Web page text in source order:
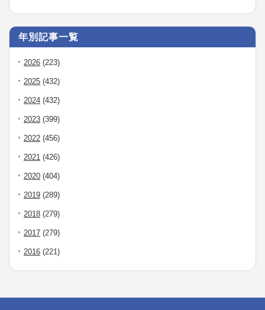
年別記事一覧
2026 (223)
2025 (432)
2024 (432)
2023 (399)
2022 (456)
2021 (426)
2020 (404)
2019 (289)
2018 (279)
2017 (279)
2016 (221)